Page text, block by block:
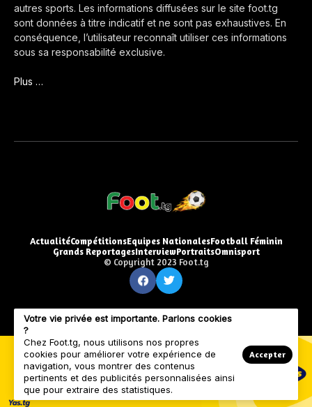
autres sports. Les informations diffusées sur le site foot.tg
sont données à titre indicatif et ne sont pas exhaustives. En
conséquence, l’utilisateur reconnaît utiliser ces informations
sous sa responsabilité exclusive.
Plus …
ActualitéCompétitionsEquipes NationalesFootball Féminin
Grands ReportagesInterviewPortraitsOmnisport
© Copyright 2023 Foot.tg
Votre vie privée est importante. Parlons cookies
?
Chez Foot.tg, nous utilisons nos propres
cookies pour améliorer votre expérience de
navigation, vous montrer des contenus
pertinents et des publicités personnalisées ainsi
que pour extraire des statistiques.
Accepter